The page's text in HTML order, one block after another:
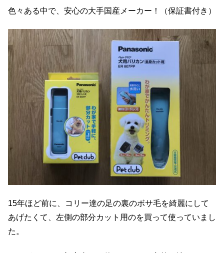
色々ある中で、安心の大手国産メーカー！（保証書付き）
15年ほど前に、コリー達の足の裏のボサ毛を綺麗にして
あげたくて、左側の部分カット用のを買って使っていまし
た。